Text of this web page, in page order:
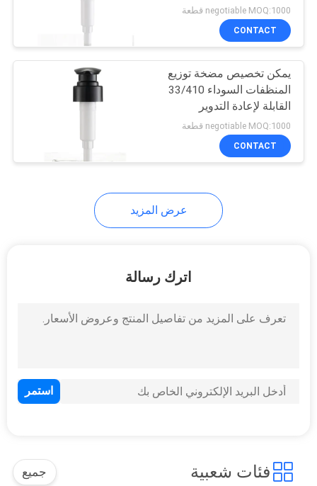
مضخة موزع الصابون
الرغوي
17
مضخة زيت بلاستيكية
ناعم
2000 مرة خدمة الحياة
للاستخدام الفندقي
negotiable MOQ:1000 قطعة
CONTACT
يمكن تخصيص مضخة توزيع
المنظفات السوداء 33/410
القابلة لإعادة التدوير
لصابون غسيل الأطباق
negotiable MOQ:1000 قطعة
CONTACT
عرض المزيد
اترك رسالة
فئات شعبية جميع